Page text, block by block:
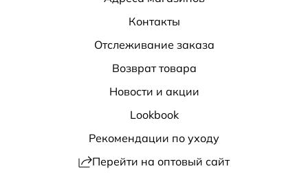
Контакты
Отслеживание заказа
Возврат товара
Новости и акции
Lookbook
Рекомендации по уходу
Перейти на оптовый сайт